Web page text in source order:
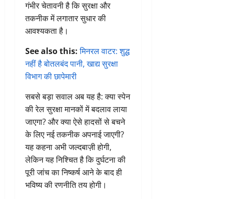
गंभीर चेतावनी है कि सुरक्षा और
तकनीक में लगातार सुधार की
आवश्यकता है।
See also this: मिनरल वाटर: शुद्ध
नहीं है बोतलबंद पानी, खाद्य सुरक्षा
विभाग की छापेमारी
सबसे बड़ा सवाल अब यह है: क्या स्पेन
की रेल सुरक्षा मानकों में बदलाव लाया
जाएगा? और क्या ऐसे हादसों से बचने
के लिए नई तकनीक अपनाई जाएगी?
यह कहना अभी जल्दबाज़ी होगी,
लेकिन यह निश्चित है कि दुर्घटना की
पूरी जांच का निष्कर्ष आने के बाद ही
भविष्य की रणनीति तय होगी।